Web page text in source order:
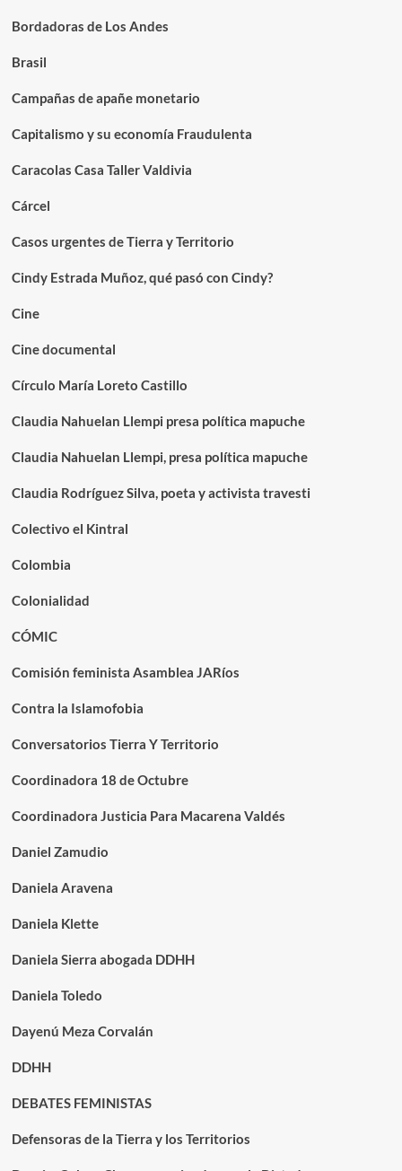
Bordadoras de Los Andes
Brasil
Campañas de apañe monetario
Capitalismo y su economía Fraudulenta
Caracolas Casa Taller Valdivia
Cárcel
Casos urgentes de Tierra y Territorio
Cindy Estrada Muñoz, qué pasó con Cindy?
Cine
Cine documental
Círculo María Loreto Castillo
Claudia Nahuelan Llempi presa política mapuche
Claudia Nahuelan Llempi, presa política mapuche
Claudia Rodríguez Silva, poeta y activista travesti
Colectivo el Kintral
Colombia
Colonialidad
CÓMIC
Comisión feminista Asamblea JARíos
Contra la Islamofobia
Conversatorios Tierra Y Territorio
Coordinadora 18 de Octubre
Coordinadora Justicia Para Macarena Valdés
Daniel Zamudio
Daniela Aravena
Daniela Klette
Daniela Sierra abogada DDHH
Daniela Toledo
Dayenú Meza Corvalán
DDHH
DEBATES FEMINISTAS
Defensoras de la Tierra y los Territorios